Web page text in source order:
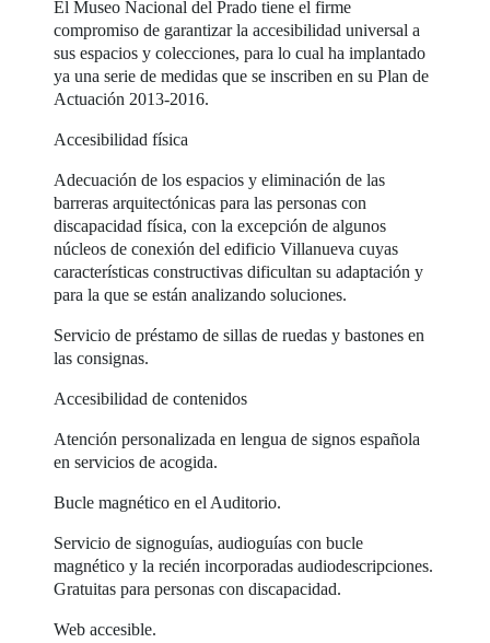
El Museo Nacional del Prado tiene el firme
compromiso de garantizar la accesibilidad universal a
sus espacios y colecciones, para lo cual ha implantado
ya una serie de medidas que se inscriben en su Plan de
Actuación 2013-2016.
Accesibilidad física
Adecuación de los espacios y eliminación de las
barreras arquitectónicas para las personas con
discapacidad física, con la excepción de algunos
núcleos de conexión del edificio Villanueva cuyas
características constructivas dificultan su adaptación y
para la que se están analizando soluciones.
Servicio de préstamo de sillas de ruedas y bastones en
las consignas.
Accesibilidad de contenidos
Atención personalizada en lengua de signos española
en servicios de acogida.
Bucle magnético en el Auditorio.
Servicio de signoguías, audioguías con bucle
magnético y la recién incorporadas audiodescripciones.
Gratuitas para personas con discapacidad.
Web accesible.